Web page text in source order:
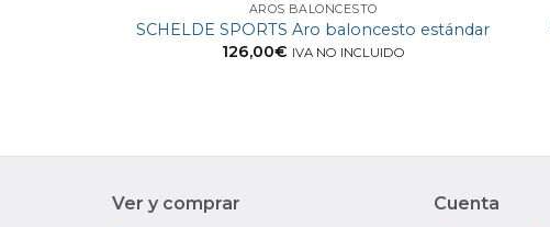
AROS BALONCESTO
SCHELDE SPORTS Aro baloncesto estándar
126,00€ IVA NO INCLUIDO
Ver y comprar
Cuenta